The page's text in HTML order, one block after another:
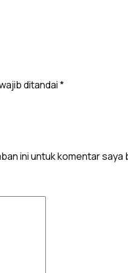
ditandai*
ini untuk komentar saya